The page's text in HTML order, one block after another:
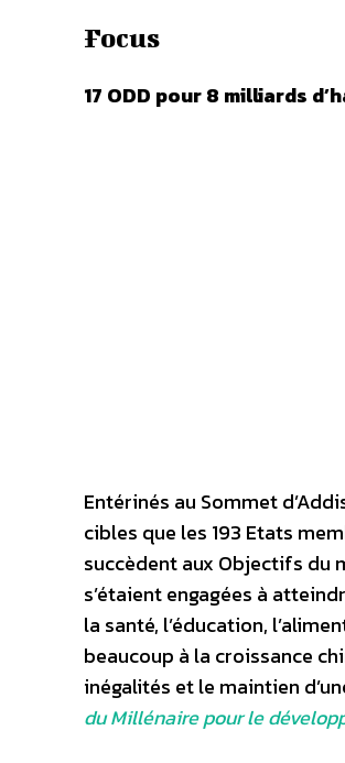
Focus
17 ODD pour 8 milliards
Entérinés au Sommet
cibles que les 193 Etats
succèdent aux Objectifs du
s’étaient engagées à
la santé, l’éducation,
beaucoup à la croissance
inégalités et le maintien
du Millénaire pour le